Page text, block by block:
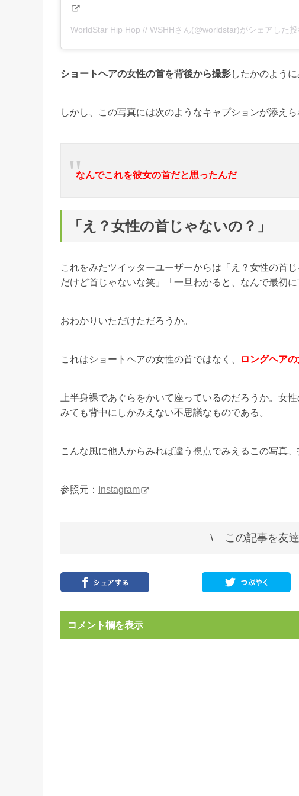
WorldStar Hip Hop // WSHHさん(@worldstar)がシェアした投
ショートヘアの女性の首を背後から撮影したかのように
しかし、この写真には次のようなキャプションが添えら
なんでこれを彼女の首だと思ったんだ
「え？女性の首じゃないの？」
これをみたツイッターユーザーからは「え？女性の首
だけど首じゃないな笑」「一旦わかると、なんで最初
おわかりいただけただろうか。
これはショートヘアの女性の首ではなく、 ロングヘア
上半身裸であぐらをかいて座っているのだろうか。女
みても背中にしかみえない不思議なものである。
こんな風に他人からみれば違う視点でみえるこの写真
参照元： Instagram
この記事を友
コメント欄を表示